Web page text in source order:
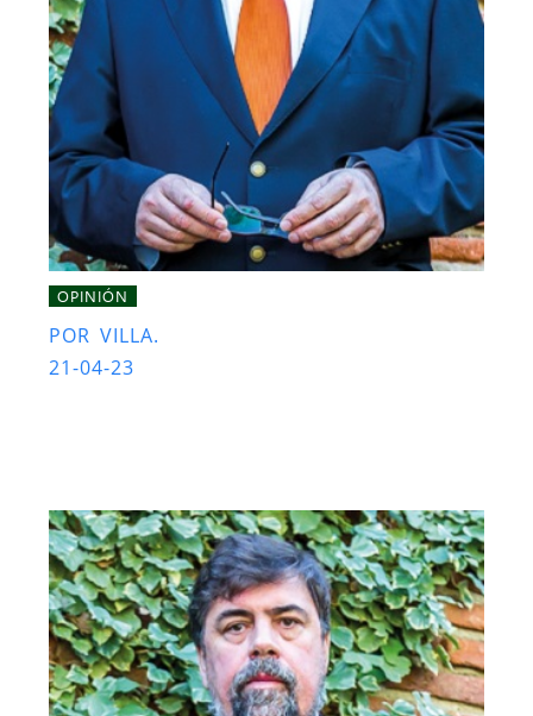
OPINIÓN
POR VILLA.
21-04-23